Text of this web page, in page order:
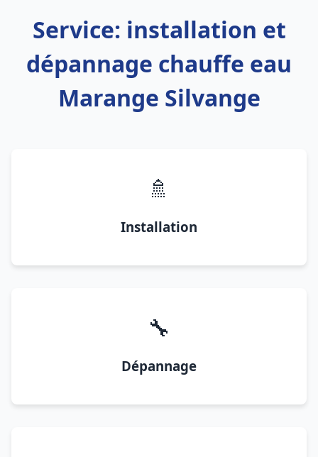
Service: installation et
dépannage chauffe eau
Marange Silvange
🚿
Installation
🔧
Dépannage